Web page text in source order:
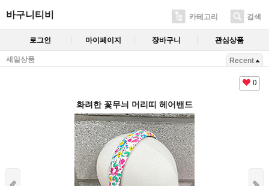
바구니티비 카테고리 검색
로그인 마이페이지 장바구니 관심상품
세일상품 Recent
0
화려한 꽃무늬 머리띠 헤어밴드